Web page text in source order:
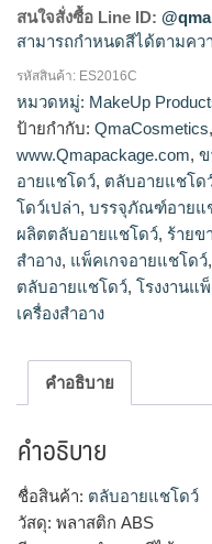
สนใจสั่งซื้อ Line ID:
สามารถกำหนดสีได้ตามคว
โรงงานผลิตตลับอายแชโ
อายแชโดว์,จำหน่ายตลับอ
โดว์,ตลับอายแชโดว์สวยๆ,
รหัสสินค้า: ES2016C
หมวดหมู่: MakeUp
ป้ายกำกับ: QmaCosmetics,
www.Qmapackage.com, ข
อายแชโดว์, ตลับอายแชโด
โดว์เปล่า, บรรจุภัณฑ์อายแ
ผลิตตลับอายแชโดว์, ร้ายข
สำอาง, แพ็คเกจอายแชโดว์,
ตลับอายแชโดว์, โรงงานแ
เครื่องสำอาง
คำอธิบาย
คำอธิบาย
ชื่อสินค้า: ตลับอายแชโดว์
วัสดุ: พลาสติก ABS